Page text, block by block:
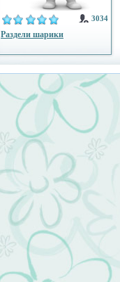
3034
Раздели шарики